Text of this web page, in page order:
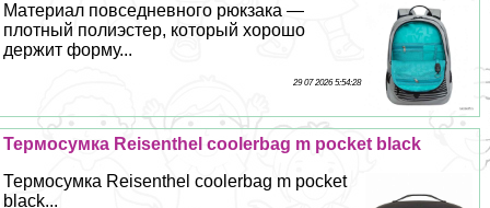
Материал повседневного рюкзака —
плотный полиэстер, который хорошо
держит форму...
29 07 2026 5:54:28
Термосумка Reisenthel coolerbag m pocket black
Термосумка Reisenthel coolerbag m pocket
black...